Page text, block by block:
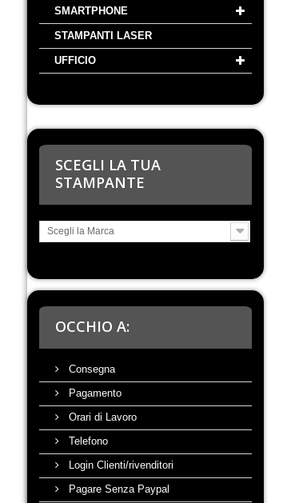
SMARTPHONE
STAMPANTI LASER
UFFICIO
SCEGLI LA TUA
STAMPANTE
Scegli la Marca
OCCHIO A:
Consegna
Pagamento
Orari di Lavoro
Telefono
Login Clienti/rivenditori
Pagare Senza Paypal